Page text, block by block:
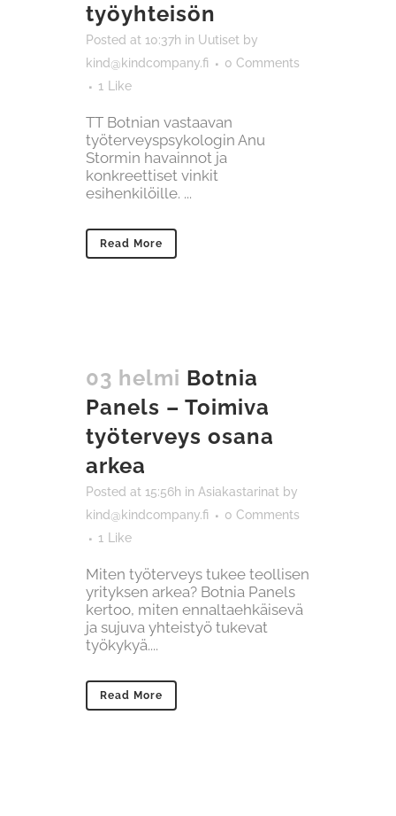
työyhteisön
Posted at 10:37h in Uutiset by
kind@kindcompany.fi
0 Comments
1 Like
TT Botnian vastaavan
työterveyspsykologin Anu
Stormin havainnot ja
konkreettiset vinkit
esihenkilöille. ...
Read More
03 helmi Botnia
Panels – Toimiva
työterveys osana
arkea
Posted at 15:56h in Asiakastarinat by
kind@kindcompany.fi
0 Comments
1 Like
Miten työterveys tukee teollisen
yrityksen arkea? Botnia Panels
kertoo, miten ennaltaehkäisevä
ja sujuva yhteistyö tukevat
työkykyä....
Read More